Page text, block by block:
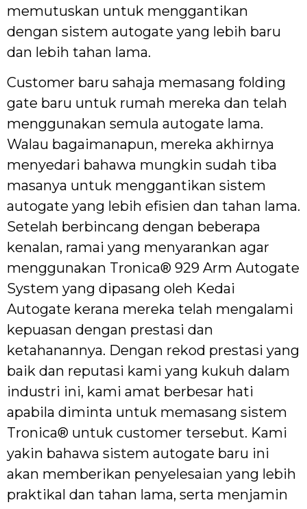
memutuskan untuk menggantikan
dengan sistem autogate yang lebih baru
dan lebih tahan lama.
Customer baru sahaja memasang folding
gate baru untuk rumah mereka dan telah
menggunakan semula autogate lama.
Walau bagaimanapun, mereka akhirnya
menyedari bahawa mungkin sudah tiba
masanya untuk menggantikan sistem
autogate yang lebih efisien dan tahan lama.
Setelah berbincang dengan beberapa
kenalan, ramai yang menyarankan agar
menggunakan Tronica® 929 Arm Autogate
System yang dipasang oleh Kedai
Autogate kerana mereka telah mengalami
kepuasan dengan prestasi dan
ketahanannya. Dengan rekod prestasi yang
baik dan reputasi kami yang kukuh dalam
industri ini, kami amat berbesar hati
apabila diminta untuk memasang sistem
Tronica® untuk customer tersebut. Kami
yakin bahawa sistem autogate baru ini
akan memberikan penyelesaian yang lebih
praktikal dan tahan lama, serta menjamin